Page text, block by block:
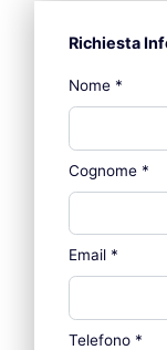
Richiesta
Nome *
Cognome *
Email *
Telefono *